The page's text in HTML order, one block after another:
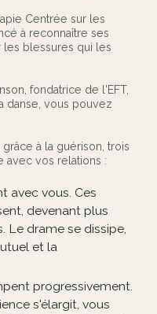
Centrée sur les
à reconnaître ses
les blessures qui les
fondatrice de l'EFT,
danse, vous pouvez
à la guérison, trois
avec vos relations :
avec vous. Ces
devenant plus
Le drame se dissipe,
et la
progressivement.
s'élargit, vous